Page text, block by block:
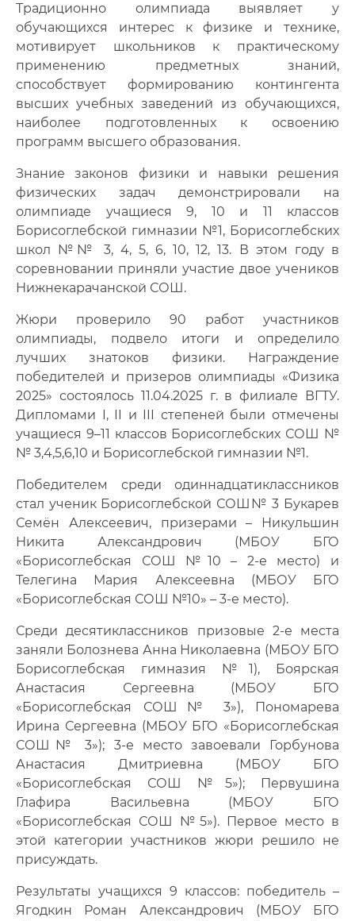
Традиционно олимпиада выявляет у
обучающихся интерес к физике и технике,
мотивирует школьников к практическому
применению предметных знаний,
способствует формированию контингента
высших учебных заведений из обучающихся,
наиболее подготовленных к освоению
программ высшего образования.
Знание законов физики и навыки решения
физических задач демонстрировали на
олимпиаде учащиеся 9, 10 и 11 классов
Борисоглебской гимназии №1, Борисоглебских
школ №№ 3, 4, 5, 6, 10, 12, 13. В этом году в
соревновании приняли участие двое учеников
Нижнекарачанской СОШ.
Жюри проверило 90 работ участников
олимпиады, подвело итоги и определило
лучших знатоков физики. Награждение
победителей и призеров олимпиады «Физика
2025» состоялось 11.04.2025 г. в филиале ВГТУ.
Дипломами I, II и III степеней были отмечены
учащиеся 9–11 классов Борисоглебских СОШ №
№ 3,4,5,6,10 и Борисоглебской гимназии №1.
Победителем среди одиннадцатиклассников
стал ученик Борисоглебской СОШ№ 3 Букарев
Семён Алексеевич, призерами – Никульшин
Никита Александрович (МБОУ БГО
«Борисоглебская СОШ №10 – 2-е место) и
Телегина Мария Алексеевна (МБОУ БГО
«Борисоглебская СОШ №10» – 3-е место).
Среди десятиклассников призовые 2-е места
заняли Болознева Анна Николаевна (МБОУ БГО
Борисоглебская гимназия №1), Боярская
Анастасия Сергеевна (МБОУ БГО
«Борисоглебская СОШ№ 3»), Пономарева
Ирина Сергеевна (МБОУ БГО «Борисоглебская
СОШ№ 3»); 3-е место завоевали Горбунова
Анастасия Дмитриевна (МБОУ БГО
«Борисоглебская СОШ №5»); Первушина
Глафира Васильевна (МБОУ БГО
«Борисоглебская СОШ №5»). Первое место в
этой категории участников жюри решило не
присуждать.
Результаты учащихся 9 классов: победитель –
Ягодкин Роман Александрович (МБОУ БГО